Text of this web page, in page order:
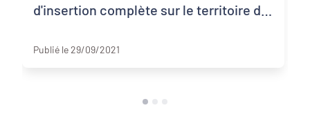
d'insertion complète sur le territoire du
Publié le 29/09/2021